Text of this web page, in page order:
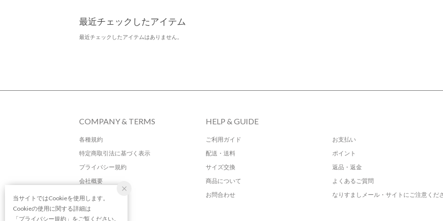
最近チェックしたアイテム
最近チェックしたアイテムはありません。
COMPANY & TERMS
各種規約
特定商取引法に基づく表示
プライバシー規約
会社概要
HELP & GUIDE
ご利用ガイド
配送・送料
サイズ交換
商品について
お問合わせ
お支払い
ポイント
返品・返金
よくあるご質問
なりすましメール・サイトにご注意くだ
当サイトではCookieを使用します。
Cookieの使用に関する詳細は
「プライバシー規約 」をご覧ください。